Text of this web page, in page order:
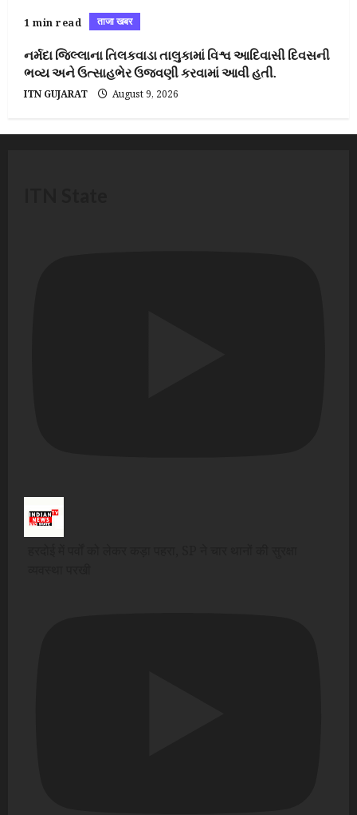
1 min read ताजा खबर
નર્મદા જિલ્લાના તિલકવાડા તાલુકામાં વિશ્વ આદિવાસી દિવસની
ભવ્ય અને ઉત્સાહભેર ઉજવણી કરવામાં આવી હતી.
ITN GUJARAT August 9, 2026